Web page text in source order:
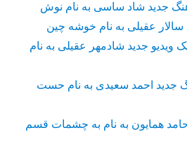
جدید شاد ساسی به نام نوش
سالار عقیلی به نام خوشه چین
ویدیو جدید شادمهر عقیلی به نام
جدید احمد سعیدی به نام حست
حامد همایون به نام به چشمات قسم